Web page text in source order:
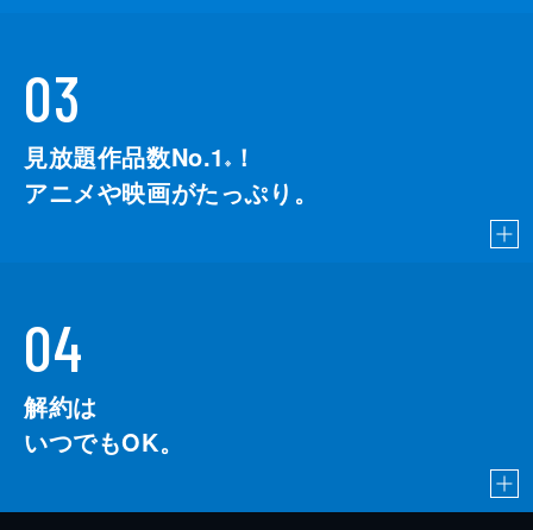
03
見放題作品数No.1 ※
！
アニメや映画がたっぷり。
04
解約は
いつでもOK。